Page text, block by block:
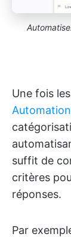
Une fois
suffit de
critères
réponses.
Par